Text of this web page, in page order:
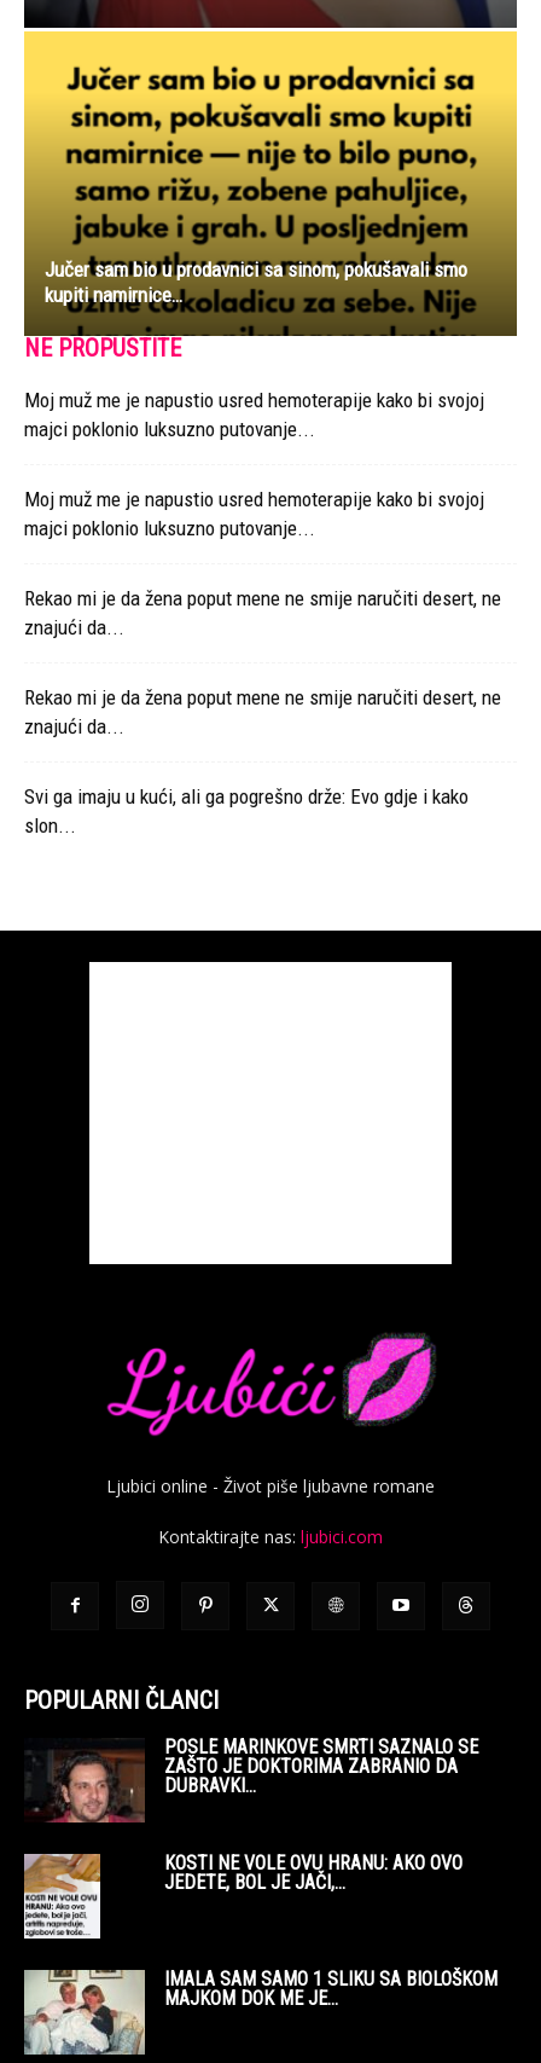
Jučer sam bio u prodavnici sa sinom, pokušavali smo
kupiti namirnice…
NE PROPUSTITE
Moj muž me je napustio usred hemoterapije kako bi svojoj
majci poklonio luksuzno putovanje...
Moj muž me je napustio usred hemoterapije kako bi svojoj
majci poklonio luksuzno putovanje...
Rekao mi je da žena poput mene ne smije naručiti desert, ne
znajući da...
Rekao mi je da žena poput mene ne smije naručiti desert, ne
znajući da...
Svi ga imaju u kući, ali ga pogrešno drže: Evo gdje i kako
slon...
Ljubici online - Život piše ljubavne romane
Kontaktirajte nas: ljubici.com
POPULARNI ČLANCI
POSLE MARINKOVE SMRTI SAZNALO SE
ZAŠTO JE DOKTORIMA ZABRANIO DA
DUBRAVKI...
KOSTI NE VOLE OVU HRANU: AKO OVO
JEDETE, BOL JE JAČI,...
IMALA SAM SAMO 1 SLIKU SA BIOLOŠKOM
MAJKOM DOK ME JE...